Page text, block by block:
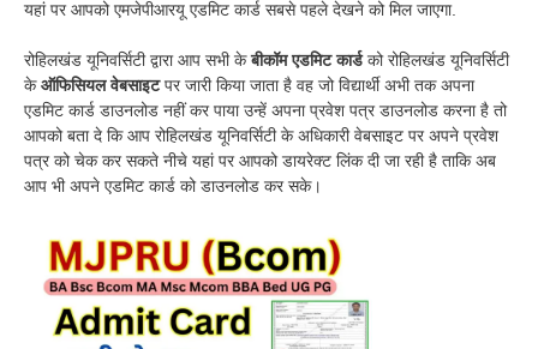
यहां पर आपको एमजेपीआरयू एडमिट कार्ड सबसे पहले देखने को मिल जाएगा.
रोहिलखंड यूनिवर्सिटी द्वारा आप सभी केबीकॉम एडमिट कार्डको रोहिलखंड यूनिवर्सिटी
केऑफिसियल वेबसाइटपर जारी किया जाता है वह जो विद्यार्थी अभी तक अपना
एडमिट कार्ड डाउनलोड नहीं कर पाया उन्हें अपना प्रवेश पत्र डाउनलोड करना है तो
आपको बता दे कि आप रोहिलखंड यूनिवर्सिटी के अधिकारी वेबसाइट पर अपने प्रवेश
पत्र को चेक कर सकते नीचे यहां पर आपको डायरेक्ट लिंक दी जा रही है ताकि अब
आप भी अपने एडमिट कार्ड को डाउनलोड कर सके।